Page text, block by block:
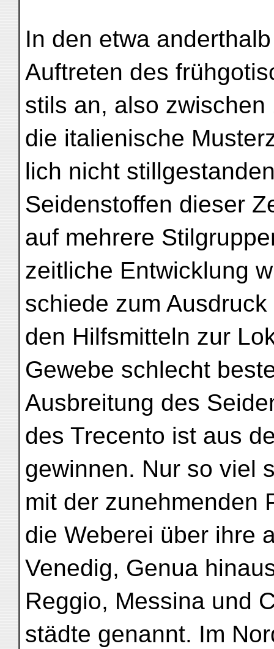
In den etwa
Auftreten des
stils an, also
die italienische
lich nicht
Seidenstoffen dieser
auf mehrere
zeitliche Entwicklung
schiede zum
den Hilfsmitteln zur
Gewebe schlecht
Ausbreitung des
des Trecento ist aus
gewinnen. Nur so viel
mit der zunehmenden
die Weberei über ihre
Venedig, Genua
Reggio, Messina und
städte genannt. Im